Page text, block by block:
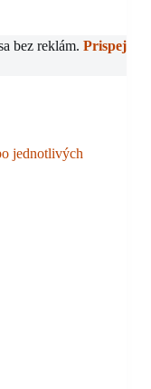
bez reklám. Prispej
jednotlivých